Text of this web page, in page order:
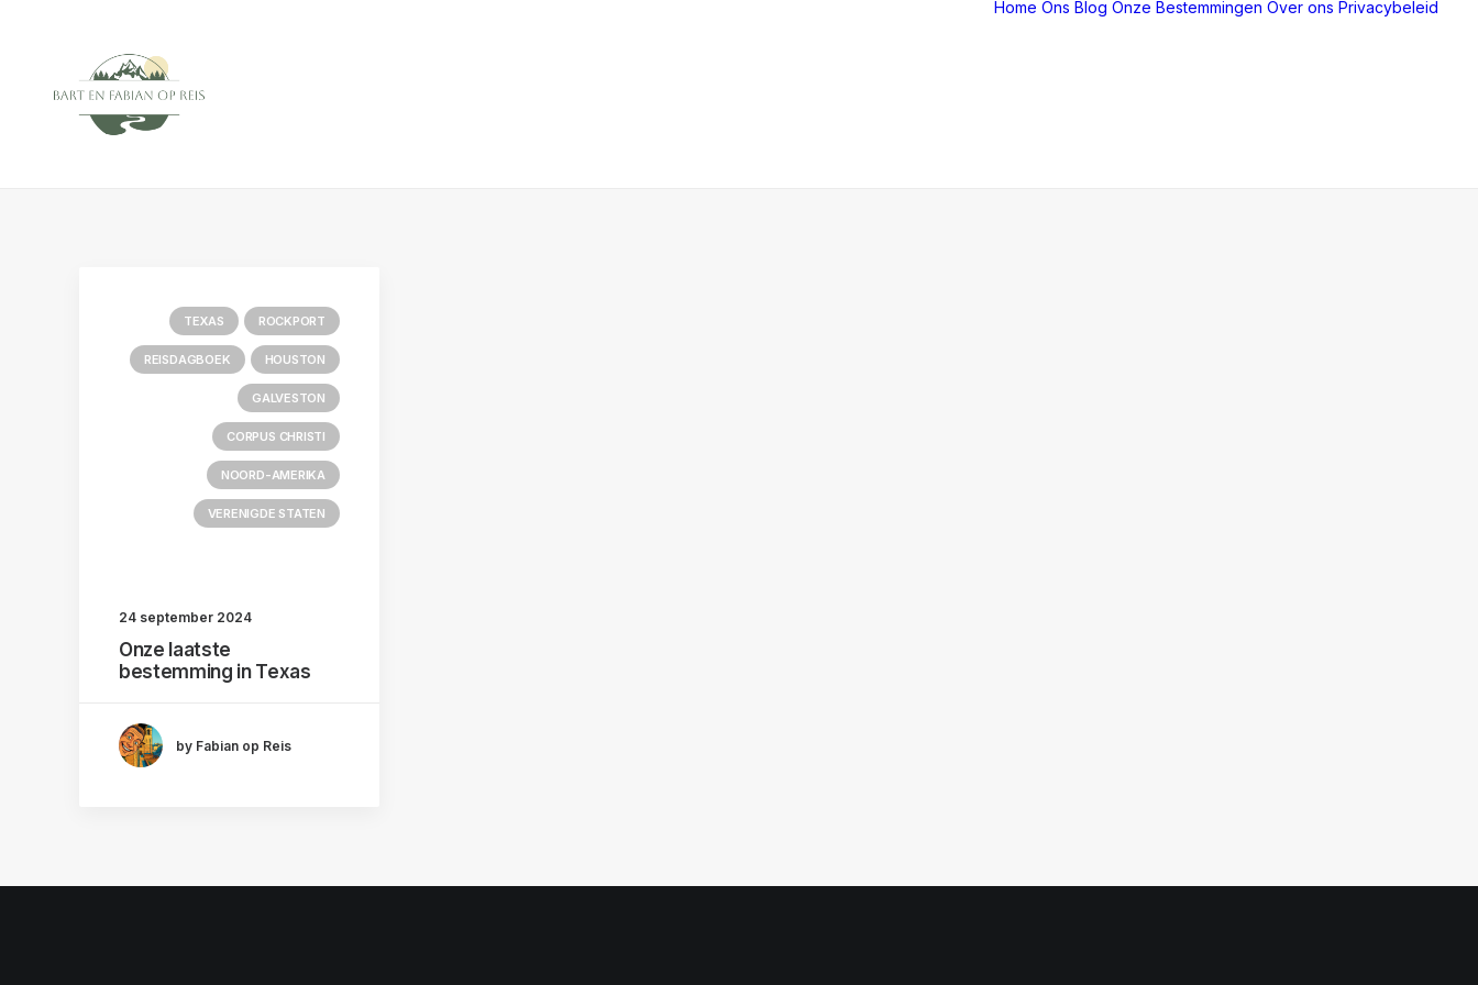
Home Ons Blog Onze Bestemmingen Over ons Privacybeleid
TEXAS ROCKPORT
REISDAGBOEK HOUSTON
GALVESTON
CORPUS CHRISTI
NOORD-AMERIKA
VERENIGDE STATEN
24 september 2024
Onze laatste
bestemming in Texas
by Fabian op Reis